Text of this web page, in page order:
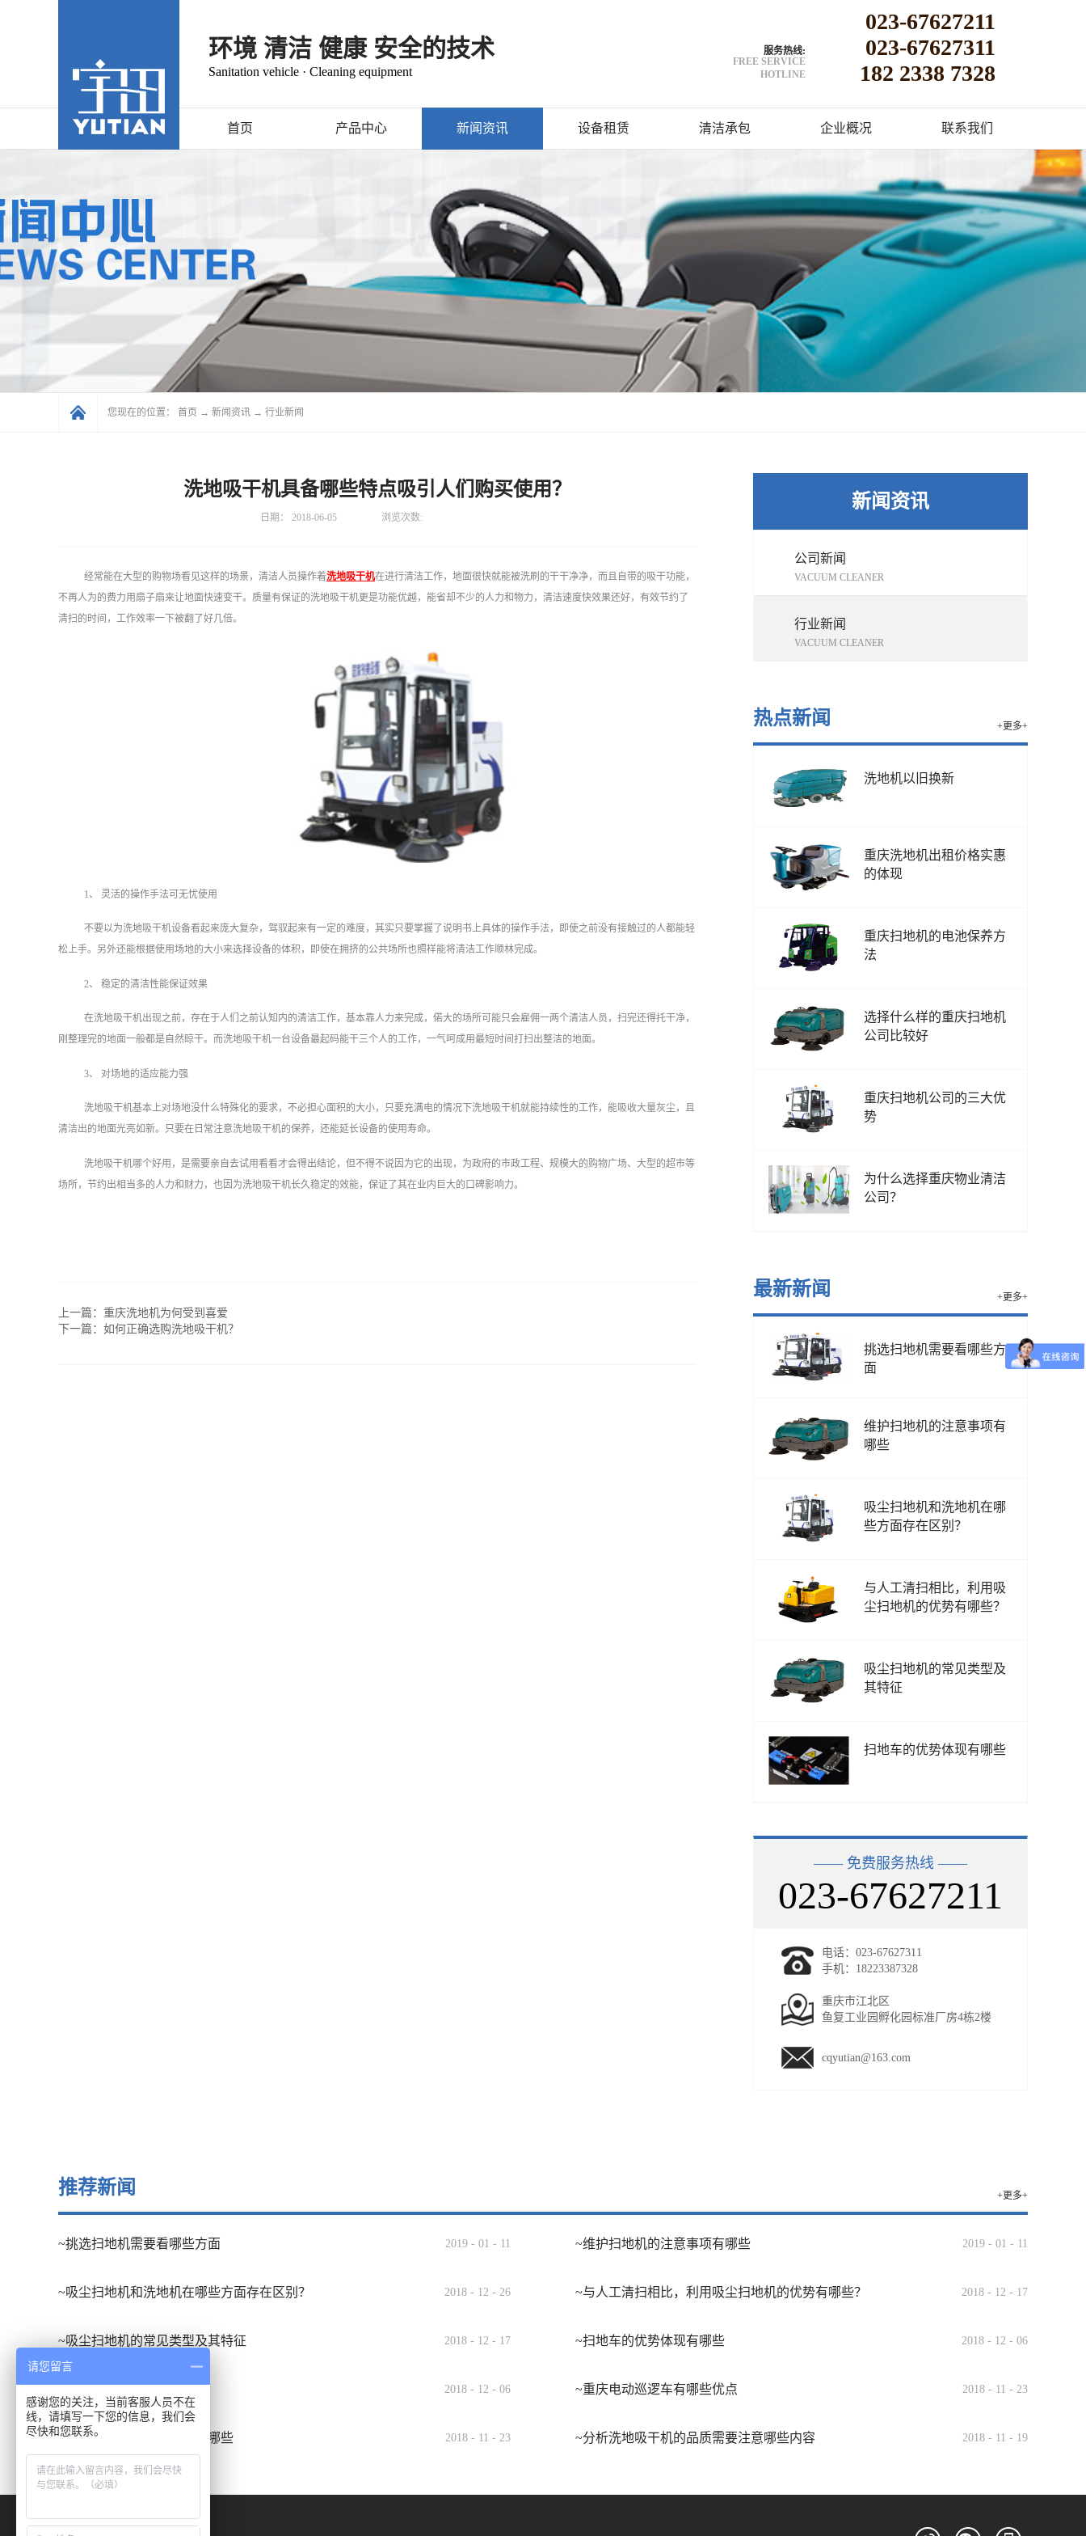
环境 清洁 健康 安全的技术
Sanitation vehicle · Cleaning equipment
服务热线:
FREE SERVICE
HOTLINE
023-67627211
023-67627311
182 2338 7328
首页 产品中心 新闻资讯 设备租赁 清洁承包 企业概况 联系我们
您现在的位置： 首页 → 新闻资讯 → 行业新闻
新闻资讯
公司新闻
VACUUM CLEANER
行业新闻
VACUUM CLEANER
热点新闻 +更多+
洗地机以旧换新
重庆洗地机出租价格实惠
的体现
重庆扫地机的电池保养方
法
选择什么样的重庆扫地机
公司比较好
重庆扫地机公司的三大优
势
为什么选择重庆物业清洁
公司？
最新新闻 +更多+
挑选扫地机需要看哪些方
面
维护扫地机的注意事项有
哪些
吸尘扫地机和洗地机在哪
些方面存在区别？
与人工清扫相比，利用吸
尘扫地机的优势有哪些？
吸尘扫地机的常见类型及
其特征
扫地车的优势体现有哪些
—— 免费服务热线 ——
023-67627211
电话：023-67627311
手机：18223387328
重庆市江北区
鱼复工业园孵化园标准厂房4栋2楼
cqyutian@163.com
洗地吸干机具备哪些特点吸引人们购买使用？
日期： 2018-06-05 浏览次数:
经常能在大型的购物场看见这样的场景，清洁人员操作着洗地吸干机在进行清洁工作，地面很快就能被洗刷的干干净净，而且自带的吸干功能，
不再人为的费力用扇子扇来让地面快速变干。质量有保证的洗地吸干机更是功能优越，能省却不少的人力和物力，清洁速度快效果还好，有效节约了
清扫的时间，工作效率一下被翻了好几倍。
1、 灵活的操作手法可无忧使用
不要以为洗地吸干机设备看起来庞大复杂，驾驭起来有一定的难度，其实只要掌握了说明书上具体的操作手法，即使之前没有接触过的人都能轻
松上手。另外还能根据使用场地的大小来选择设备的体积，即使在拥挤的公共场所也照样能将清洁工作顺林完成。
2、 稳定的清洁性能保证效果
在洗地吸干机出现之前，存在于人们之前认知内的清洁工作，基本靠人力来完成，偌大的场所可能只会雇佣一两个清洁人员，扫完还得托干净，
刚整理完的地面一般都是自然晾干。而洗地吸干机一台设备最起码能干三个人的工作，一气呵成用最短时间打扫出整洁的地面。
3、 对场地的适应能力强
洗地吸干机基本上对场地没什么特殊化的要求，不必担心面积的大小，只要充满电的情况下洗地吸干机就能持续性的工作，能吸收大量灰尘，且
清洁出的地面光亮如新。只要在日常注意洗地吸干机的保养，还能延长设备的使用寿命。
洗地吸干机哪个好用，是需要亲自去试用看看才会得出结论，但不得不说因为它的出现，为政府的市政工程、规模大的购物广场、大型的超市等
场所，节约出相当多的人力和财力，也因为洗地吸干机长久稳定的效能，保证了其在业内巨大的口碑影响力。
上一篇： 重庆洗地机为何受到喜爱
下一篇： 如何正确选购洗地吸干机？
推荐新闻 +更多+
~挑选扫地机需要看哪些方面 2019 - 01 - 11 ~维护扫地机的注意事项有哪些 2019 - 01 - 11
~吸尘扫地机和洗地机在哪些方面存在区别？ 2018 - 12 - 26 ~与人工清扫相比，利用吸尘扫地机的优势有哪些？ 2018 - 12 - 17
~吸尘扫地机的常见类型及其特征 2018 - 12 - 17 ~扫地车的优势体现有哪些 2018 - 12 - 06
~扫地车的应用场合有哪些 2018 - 12 - 06 ~重庆电动巡逻车有哪些优点 2018 - 11 - 23
~洗地吸干机的发展趋势有哪些 2018 - 11 - 23 ~分析洗地吸干机的品质需要注意哪些内容 2018 - 11 - 19
请您留言
感谢您的关注，当前客服人员不在
线，请填写一下您的信息，我们会
尽快和您联系。